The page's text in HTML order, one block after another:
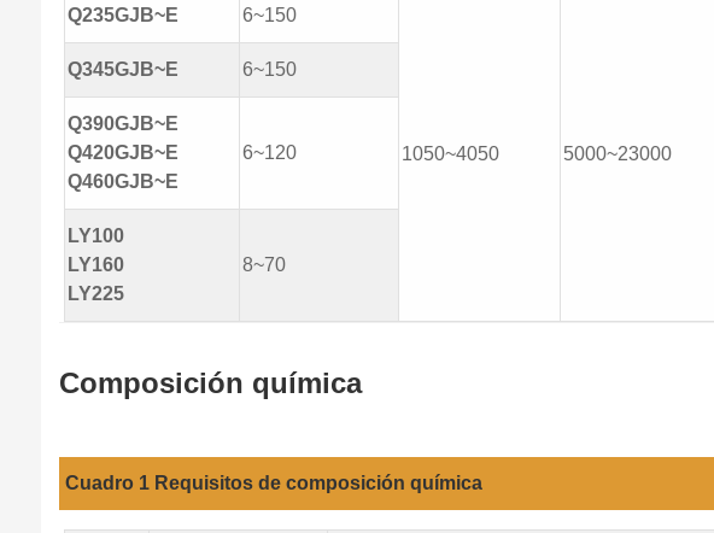
Q235GJB~E 6~150
1050~4050 5000~23000
Q345GJB~E 6~150
Q390GJB~E
Q420GJB~E
Q460GJB~E
6~120
LY100
LY160
LY225
8~70
Composición química
Cuadro 1 Requisitos de composición química